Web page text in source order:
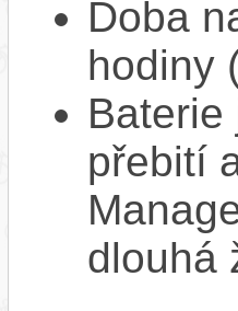
Doba
hodiny
přebití
dlouhá